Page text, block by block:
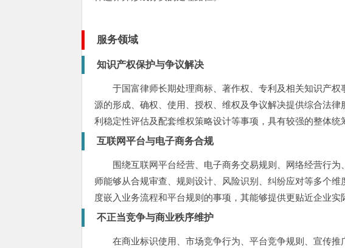
服务领域
知识产权保护与争议解决
于国富律师长期处理商标、著作权、专利及相关知识产
源的形成、确权、使用、授权、维权及争议解决提供综合法
利稳定性评估及配套维权策略设计等事项，具有较强的整体统
互联网平台与电子商务合规
围绕互联网平台经营、电子商务交易规则、网络经营行
师能够从合规审查、规则设计、风险识别、纠纷应对等多个
度嵌入业务流程和平台规则的事项，其能够提供更贴近企业实
不正当竞争与商业秩序维护
在商业标识使用、市场竞争行为、平台竞争规则、宣传